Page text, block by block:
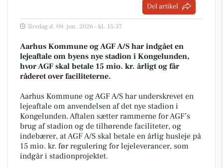
Del artikel
Tirsdag d. 09. jun. 2026 - kl. 15:37
Aarhus Kommune og AGF A/S har indgået en
lejeaftale om byens nye stadion i Kongelunden,
hvor AGF skal betale 15 mio. kr. årligt og får
råderet over faciliteterne.
Aarhus Kommune og AGF A/S har underskrevet en
lejeaftale om anvendelsen af det nye stadion i
Kongelunden. Aftalen sætter rammerne for AGF’s
brug af stadion og de tilhørende faciliteter, og
indebærer, at AGF A/S skal betale en årlig husleje på
15 mio. kr. før regulering for lejeleverancer, som
indgår i stadionprojektet.